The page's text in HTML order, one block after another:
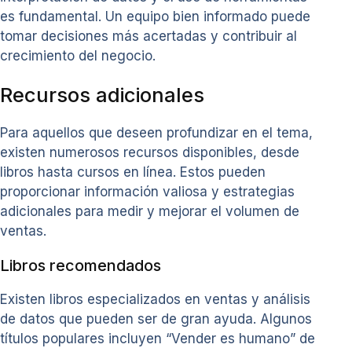
es fundamental. Un equipo bien informado puede
tomar decisiones más acertadas y contribuir al
crecimiento del negocio.
Recursos adicionales
Para aquellos que deseen profundizar en el tema,
existen numerosos recursos disponibles, desde
libros hasta cursos en línea. Estos pueden
proporcionar información valiosa y estrategias
adicionales para medir y mejorar el volumen de
ventas.
Libros recomendados
Existen libros especializados en ventas y análisis
de datos que pueden ser de gran ayuda. Algunos
títulos populares incluyen “Vender es humano” de